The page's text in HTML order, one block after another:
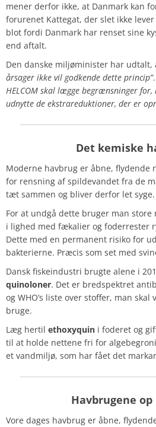
mener derfor ikke, at Danmark kan
forurenet Kattegat, der slet ikke
blot fordi Danmark har renset sine
end aftalt.
Den danske miljøminister har udtalt,
årsager ikke vil godkende dette princip”.
HELCOM skal lægge begrænsninger
udnytte de ekstrareduktioner, der er
Detkemiske
Moderne havbrug er åbne, flydende
for rensning af spildevandet fra de
tæt sammen og bliver derfor let syge.
For at undgå dette bruger man
i lighed med fækalier og foderrester
Dette med en permanent risiko for
bakterierne. Præcis som set med
Dansk fiskeindustri brugte alene i
quinoloner. Det er bredspektret
og WHO’s liste over stoffer, man
bruge.
Læg hertil ethoxyquin i foderet og
til at holde nettene fri for
et vandmiljø, som har fået det
Havbrugene op
Vore dages havbrug er åbne,